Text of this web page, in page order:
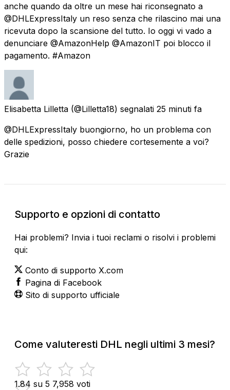
anche quando da oltre un mese hai riconsegnato a
@DHLExpressItaly un reso senza che rilascino mai una
ricevuta dopo la scansione del tutto. Io oggi vi vado a
denunciare @AmazonHelp @AmazonIT poi blocco il
pagamento. #Amazon
Elisabetta Lilletta (@Lilletta18) segnalati 25 minuti fa
@DHLExpressItaly buongiorno, ho un problema con
delle spedizioni, posso chiedere cortesemente a voi?
Grazie
Supporto e opzioni di contatto
Hai problemi? Invia i tuoi reclami o risolvi i problemi
qui:
Conto di supporto X.com
Pagina di Facebook
Sito di supporto ufficiale
Come valuteresti DHL negli ultimi 3 mesi?
1.84 su 5 7,958 voti